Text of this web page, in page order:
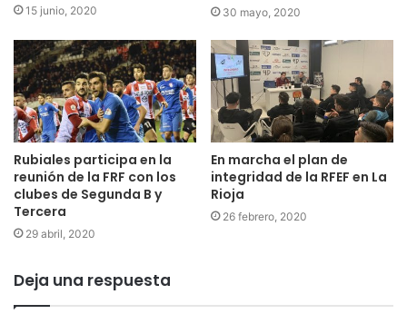
15 junio, 2020 30 mayo, 2020
Rubiales participa en la
reunión de la FRF con los
clubes de Segunda B y
Tercera
29 abril, 2020
En marcha el plan de
integridad de la RFEF en La
Rioja
26 febrero, 2020
Deja una respuesta